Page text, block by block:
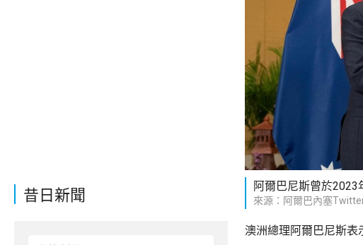
昔日新聞
阿爾巴尼斯曾於
來源：阿爾巴內塞
澳洲總理阿爾巴尼斯